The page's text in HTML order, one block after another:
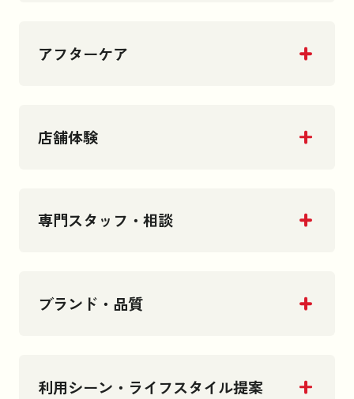
アフターケア
店舗体験
専門スタッフ・相談
ブランド・品質
利用シーン・ライフスタイル提案